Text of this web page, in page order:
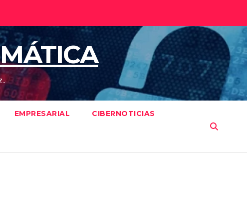
EMPRESARIAL CIBERNOTICIAS